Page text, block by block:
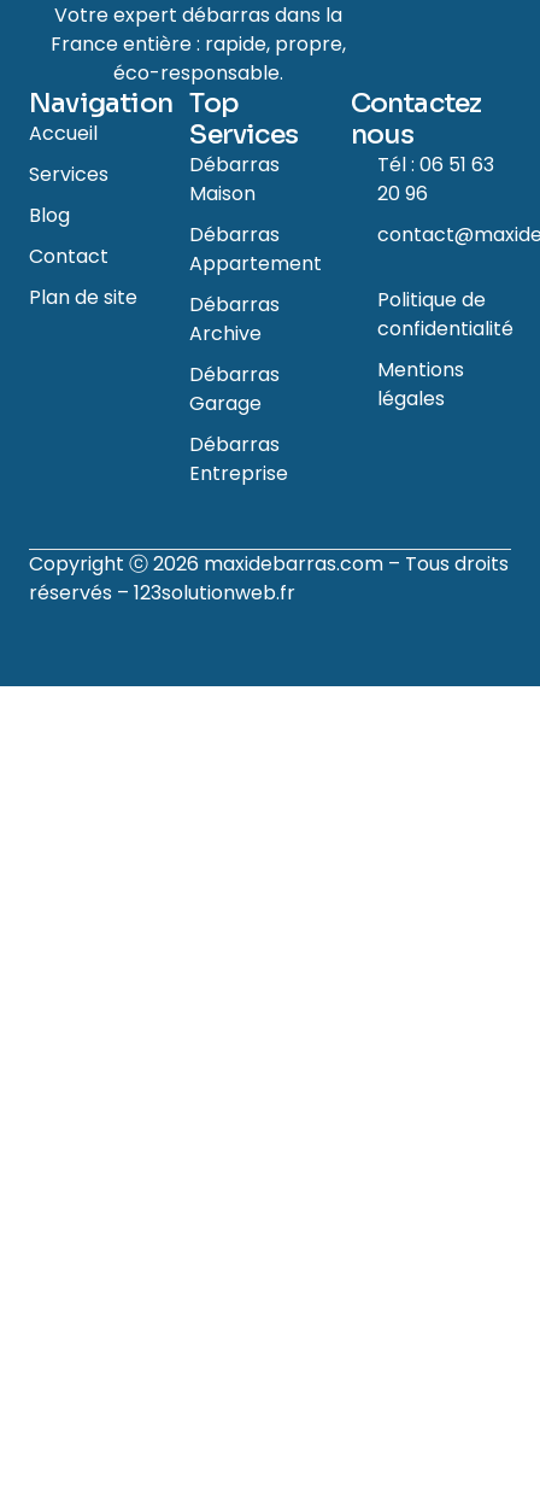
Votre expert débarras dans la
France entière : rapide, propre,
éco-responsable.
Navigation
Accueil
Services
Blog
Contact
Plan de site
Top
Services
Débarras
Maison
Débarras
Appartement
Débarras
Archive
Débarras
Garage
Débarras
Entreprise
Contactez
nous
Tél : 06 51 63
20 96
Politique de
confidentialité
Mentions
légales
Copyright ⓒ 2026 maxidebarras.com – Tous droits
réservés – 123solutionweb.fr